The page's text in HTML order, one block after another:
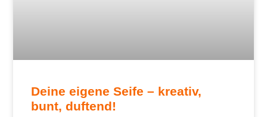
Deine eigene Seife – kreativ,
bunt, duftend!